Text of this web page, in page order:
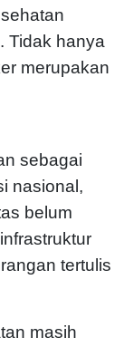
Tidak hanya
merupakan
sebagai
nasional,
belum
tertulis
masih